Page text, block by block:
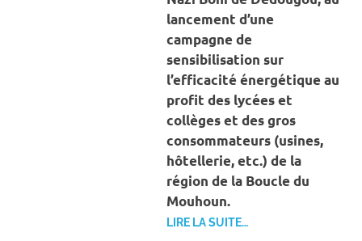
lancement d’une
campagne de
sensibilisation sur
l’efficacité énergétique au
profit des lycées et
collèges et des gros
consommateurs (usines,
hôtellerie, etc.) de la
région de la Boucle du
Mouhoun.
LIRE LA SUITE…